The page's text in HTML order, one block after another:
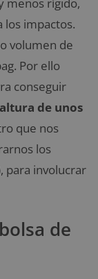
menos rígido,
los impactos.
volumen de
Por ello
conseguir
altura de unos
que nos
los
para involucrar
de